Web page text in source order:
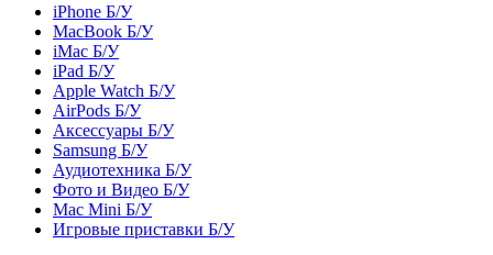
iPhone Б/У
MacBook Б/У
iMac Б/У
iPad Б/У
Apple Watch Б/У
AirPods Б/У
Аксессуары Б/У
Samsung Б/У
Аудиотехника Б/У
Фото и Видео Б/У
Mac Mini Б/У
Игровые приставки Б/У